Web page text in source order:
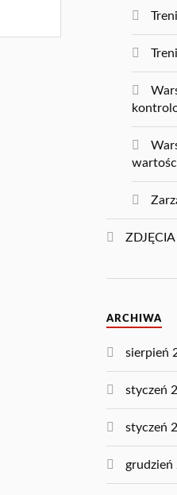
ZDJĘCIA
ARCHIWA
sierpień
styczeń
styczeń
grudzień